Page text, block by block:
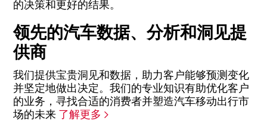
的决策和更好的结果。
领先的汽车数据、分析和洞见提
供商
我们提供宝贵洞见和数据，助力客户能够预测变化
并坚定地做出决定。我们的专业知识有助优化客户
的业务，寻找合适的消费者并塑造汽车移动出行市
场的未来 了解更多 >